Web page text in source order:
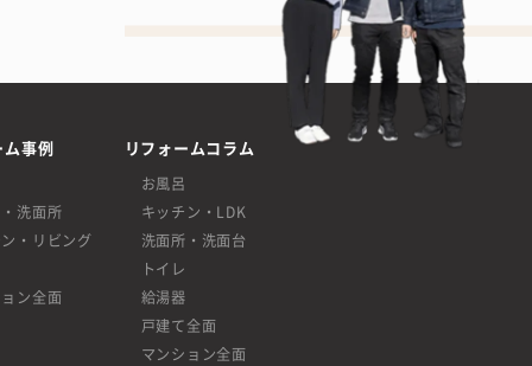
ム事例
洗面所
・リビング
ン全面
リフォームコラム
お風呂
キッチン・LDK
洗面所・洗面台
トイレ
給湯器
戸建て全面
マンション全面